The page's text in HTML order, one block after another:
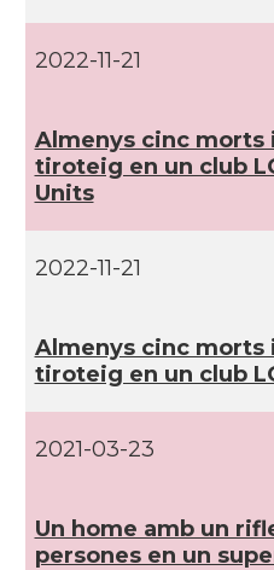
CAMON
CAMON
CAMON
CAMON
CAMON
2022-11-21
Almenys cinc morts
tiroteig en un club
Units
2022-11-21
Almenys cinc morts
tiroteig en un club
2021-03-23
Un home amb un
persones en un